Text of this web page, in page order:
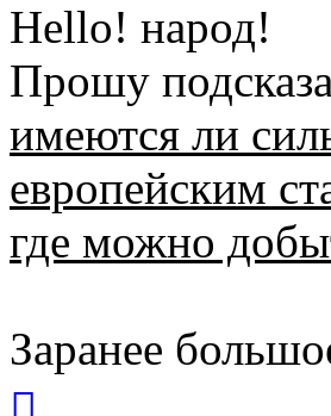
Hello! народ!
Прошу
имеются ли
европейским
где можно
Заранее